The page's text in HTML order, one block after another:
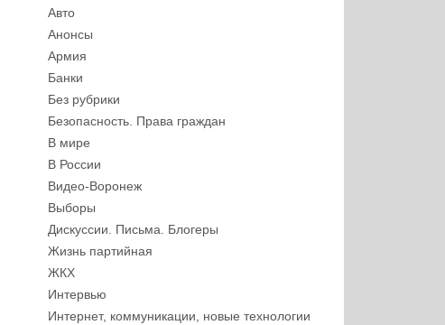
Авто
Анонсы
Армия
Банки
Без рубрики
Безопасность. Права граждан
В мире
В России
Видео-Воронеж
Выборы
Дискуссии. Письма. Блогеры
Жизнь партийная
ЖКХ
Интервью
Интернет, коммуникации, новые технологии